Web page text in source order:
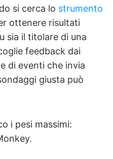
si cerca lo strumento
ottenere risultati
sia il titolare di una
feedback dai
di eventi che invia
giusta può
i pesi massimi: